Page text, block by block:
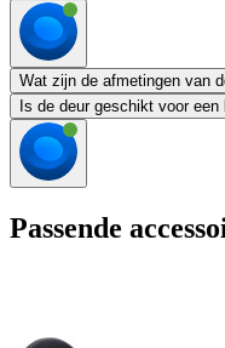
Wat zijn de afmetingen van
Is de deur geschikt voor
Passende